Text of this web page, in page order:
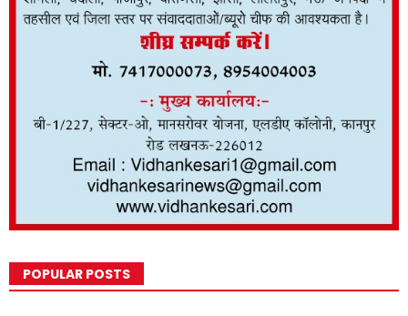
POPULAR POSTS